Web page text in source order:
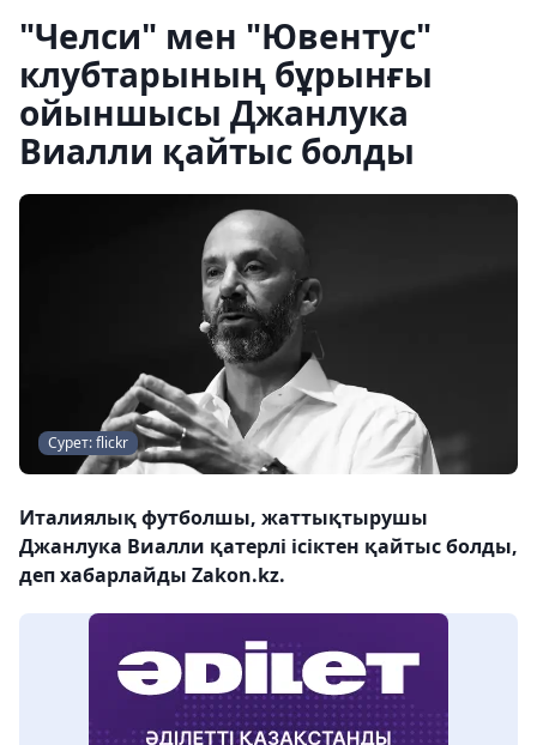
"Челси" мен "Ювентус"
клубтарының бұрынғы
ойыншысы Джанлука
Виалли қайтыс болды
Сурет: flickr
Италиялық футболшы, жаттықтырушы
Джанлука Виалли қатерлі ісіктен қайтыс болды,
деп хабарлайды Zakon.kz.